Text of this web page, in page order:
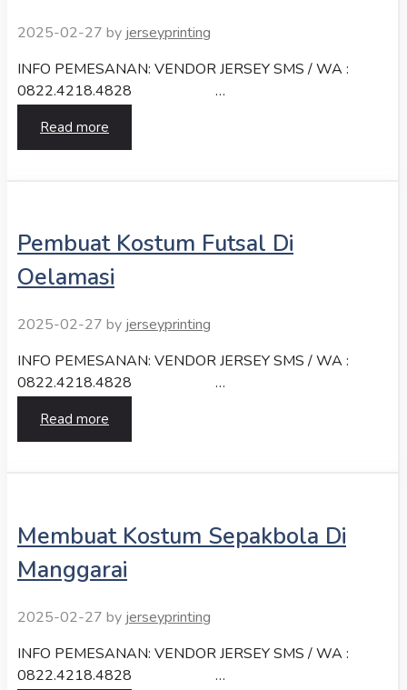
2025-02-27 by jerseyprinting
INFO PEMESANAN: VENDOR JERSEY SMS / WA :
0822.4218.4828 …
Read more
Pembuat Kostum Futsal Di
Oelamasi
2025-02-27 by jerseyprinting
INFO PEMESANAN: VENDOR JERSEY SMS / WA :
0822.4218.4828 …
Read more
Membuat Kostum Sepakbola Di
Manggarai
2025-02-27 by jerseyprinting
INFO PEMESANAN: VENDOR JERSEY SMS / WA :
0822.4218.4828 …